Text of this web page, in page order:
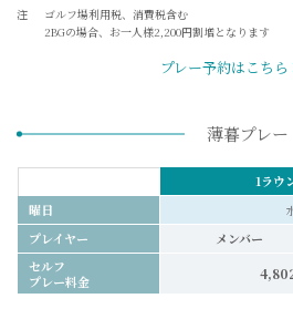
注
ゴルフ場利用税、消費税含む
2BGの場合、お一人様2,200円割増となります
プレー予約はこちら
薄暮プレー
1ラウ
曜日
プレイヤー メンバー
セルフ
プレー料金